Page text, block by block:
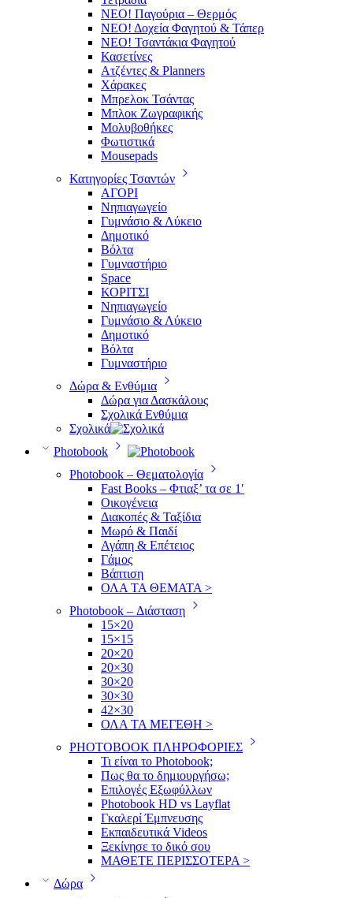
ΝΕΟ! Παγούρια – Θερμός
ΝΕΟ! Δοχεία Φαγητού & Τάπερ
ΝΕΟ! Τσαντάκια Φαγητού
Κασετίνες
Ατζέντες & Planners
Χάρακες
Μπρελοκ Τσάντας
Μπλοκ Ζωγραφικής
Μολυβοθήκες
Φωτιστικά
Mousepads
Κατηγορίες Τσαντών
ΑΓΟΡΙ
Νηπιαγωγείο
Γυμνάσιο & Λύκειο
Δημοτικό
Βόλτα
Γυμναστήριο
Space
ΚΟΡΙΤΣΙ
Νηπιαγωγείο
Γυμνάσιο & Λύκειο
Δημοτικό
Βόλτα
Γυμναστήριο
Δώρα & Ενθύμια
Δώρα για Δασκάλους
Σχολικά Ενθύμια
Σχολικά
Photobook
Photobook – Θεματολογία
Fast Books – Φτιαξ’ τα σε 1′
Οικογένεια
Διακοπές & Ταξίδια
Μωρό & Παιδί
Αγάπη & Επέτειος
Γάμος
Βάπτιση
ΟΛΑ ΤΑ ΘΕΜΑΤΑ >
Photobook – Διάσταση
15×20
15×15
20×20
20×30
30×20
30×30
42×30
ΟΛΑ ΤΑ ΜΕΓΕΘΗ >
PHOTOBOOK ΠΛΗΡΟΦΟΡΙΕΣ
Τι είναι το Photobook;
Πως θα το δημιουργήσω;
Επιλογές Εξωφύλλων
Photobook HD vs Layflat
Γκαλερί Έμπνευσης
Εκπαιδευτικά Videos
Ξεκίνησε το δικό σου
ΜΑΘΕΤΕ ΠΕΡΙΣΣΟΤΕΡΑ >
Δώρα